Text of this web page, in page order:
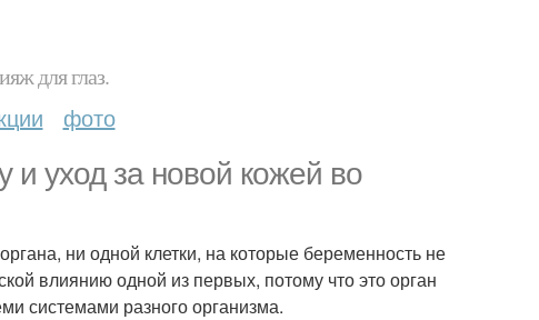
для глаз.
фото
и уход за новой кожей во
ни одной клетки, на которые беременность не
влиянию одной из первых, потому что это орган
системами разного организма.